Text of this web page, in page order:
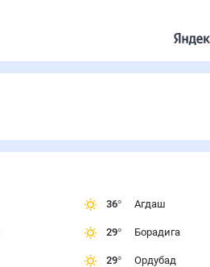
36° Агдаш
29° Борадига
29° Ордубад